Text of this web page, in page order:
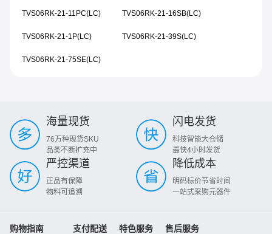
TVS06RK-21-11PC(LC) TVS06RK-21-16SB(LC)
TVS06RK-21-1P(LC) TVS06RK-21-39S(LC)
TVS06RK-21-75SE(LC)
海量现货
76万种现货SKU
品类不断扩充中
闪电发货
科技智能大仓储
最快4小时发货
严控渠道
正品有保障
物料可追溯
降低成本
明码标价节省时间
一站式采购元器件
购物指南 支付配送 特色服务 售后服务